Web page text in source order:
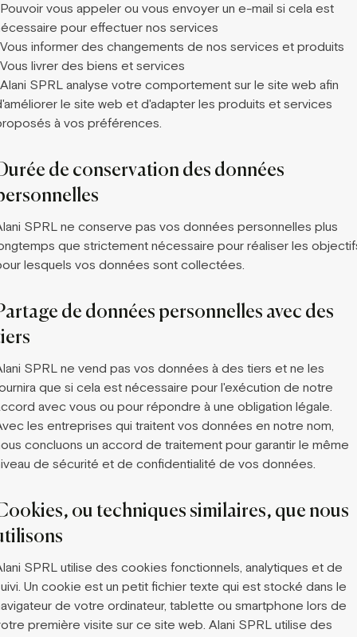
vous appeler ou vous envoyer un e-mail si cela est
pour effectuer nos services
informer des changements de nos services et produits
livrer des biens et services
SPRL analyse votre comportement sur le site web afin
le site web et d'adapter les produits et services
à vos préférences.
de conservation des données
SPRL ne conserve pas vos données personnelles plus
que strictement nécessaire pour réaliser les
lesquels vos données sont collectées.
de données personnelles avec des
SPRL ne vend pas vos données à des tiers et ne les
que si cela est nécessaire pour l'exécution de notre
avec vous ou pour répondre à une obligation légale.
les entreprises qui traitent vos données en notre nom,
concluons un accord de traitement pour garantir le même
de sécurité et de confidentialité de vos données.
ou techniques similaires, que nous
SPRL utilise des cookies fonctionnels, analytiques et de
Un cookie est un petit fichier texte qui est stocké dans le
de votre ordinateur, tablette ou smartphone lors de
première visite sur ce site web. Alani SPRL utilise des